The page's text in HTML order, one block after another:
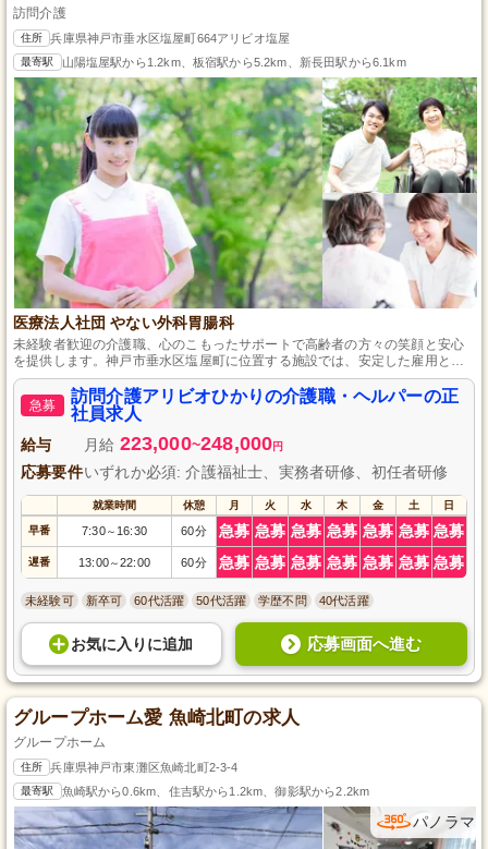
訪問介護
住所 兵庫県神戸市垂水区塩屋町664アリビオ塩屋
最寄駅 山陽塩屋駅から1.2km、板宿駅から5.2km、新長田駅から6.1km
医療法人社団 やない外科胃腸科
未経験者歓迎の介護職、心のこもったサポートで高齢者の方々の笑顔と安心
を提供します。神戸市垂水区塩屋町に位置する施設では、安定した雇用とス
キルアップ支援のための教育制度が整っており、一人ひとりがその能力を存
分に発揮できる職場です。
急募
訪問介護アリビオひかりの介護職・ヘルパーの正
社員求人
給与 月給 223,000~248,000円
応募要件いずれか必須: 介護福祉士、実務者研修、初任者研修
就業時間 休憩 月 火 水 木 金 土 日
早番 7:30～ 16:30 60分 急募 急募 急募 急募 急募 急募 急募
遅番 13:00～22:00 60分 急募 急募 急募 急募 急募 急募 急募
未経験可 新卒可 60代活躍 50代活躍 学歴不問 40代活躍
お気に入り に追加 応募画面へ進む
グループホーム愛 魚崎北町の求人
グループホーム
住所 兵庫県神戸市東灘区魚崎北町2-3-4
最寄駅 魚崎駅から0.6km、住吉駅から1.2km、御影駅から2.2km
パノラマ